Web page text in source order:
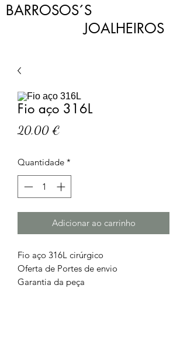
BARROSOS´S
JOALHEIROS
Fio aço 316L
20,00 €
Quantidade *
Adicionar ao carrinho
Fio aço 316L cirúrgico
Oferta de Portes de envio
Garantia da peça